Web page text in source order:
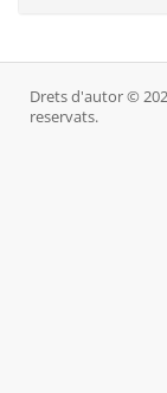
Drets d'autor ©
reservats.